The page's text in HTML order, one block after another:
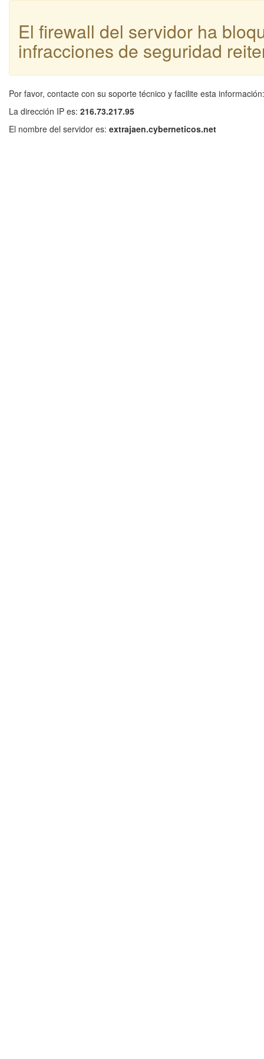
El firewall del servidor ha
infracciones de seguridad
Por favor, contacte con su soporte técnico y facilite esta información:
La dirección IP es: 216.73.217.95
El nombre del servidor es: extrajaen.cyberneticos.net